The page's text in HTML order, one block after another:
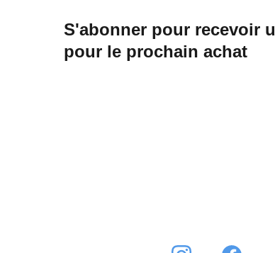
S'abonner pour recevoir
pour le prochain achat